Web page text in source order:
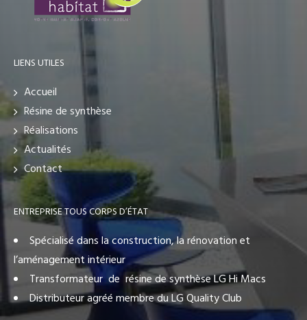
LIENS UTILES
Accueil
Résine de synthèse
Réalisations
Actualités
Contact
ENTREPRISE TOUS CORPS D’ÉTAT
Spécialisé dans la construction, la rénovation et
l’aménagement intérieur
Transformateur de résine de synthèse LG Hi Macs
Distributeur agréé membre du LG Quality Club